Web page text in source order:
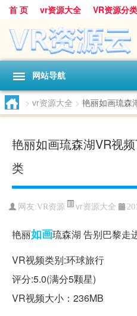
首 页 vr资源大全 VR资源分类
网站导航
> vr资源大全 > 艳丽如画琉森
艳丽如画琉森湖VR视
类
网友:VR资源 vr资源大全
艳丽如画琉森湖 告别巴黎走
VR视频类别:环球旅行
评分:5.0(满分5颗星)
VR视频大小：236MB